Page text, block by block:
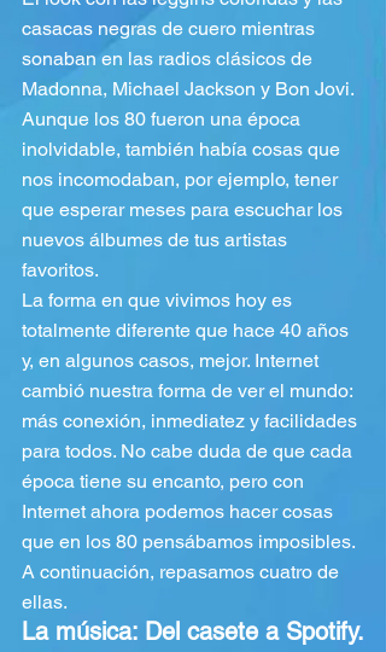
casacas negras de cuero mientras
sonaban en las radios clásicos de
Madonna, Michael Jackson y Bon Jovi.
Aunque los 80 fueron una época
inolvidable, también había cosas que
nos incomodaban, por ejemplo, tener
que esperar meses para escuchar los
nuevos álbumes de tus artistas
favoritos.
La forma en que vivimos hoy es
totalmente diferente que hace 40 años
y, en algunos casos, mejor. Internet
cambió nuestra forma de ver el mundo:
más conexión, inmediatez y facilidades
para todos. No cabe duda de que cada
época tiene su encanto, pero con
Internet ahora podemos hacer cosas
que en los 80 pensábamos imposibles.
A continuación, repasamos cuatro de
ellas.
La música: Del casete a Spotify.